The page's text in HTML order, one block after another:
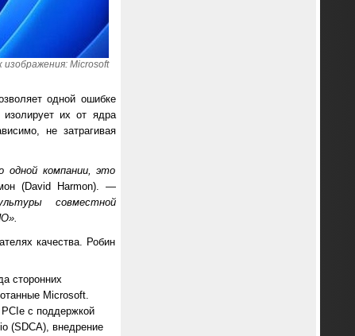
изображения: Microsoft
одной ошибке
их от ядра
не затрагивая
одной компании, это
(David Harmon). —
совместной
качества. Робин
сторонних
Microsoft.
с поддержкой
(SDCA), внедрение